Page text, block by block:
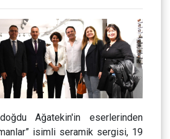
Ağatekin'in eserlerinden
isimli seramik sergisi, 19